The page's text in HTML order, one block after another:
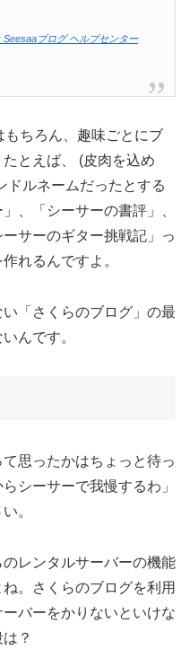
ブログ ヘルプセンター
ちろん、趣味ごとにブ
とえば、 (皮肉を込め
ドルネームだったとする
、「シーサーの書評」、
サーのギター挑戦記」っ
れるんですよ。
「さくらのブログ」の最
んです。
思ったかはちょっと待っ
シーサーで我慢するわ」
。
のレンタルサーバーの機能
。さくらのブログを利用
バーをかりないといけな
？